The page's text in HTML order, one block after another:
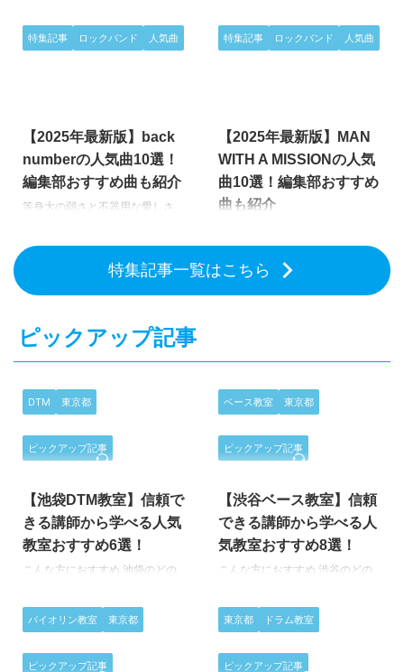
聴く者の心に深く刻まれていま
す。 音楽的には、遊び心と完成
の代表曲は国内外で話題となり、
バンドの知名度を一気に押し上げ
クなセンスで日本のパンクロック
を切り開いてきたバンド「Hi-
で国内外のファンを魅了してきま
した。スリーピースとは思えない
音の厚みとスピード感、そしてど
こか温かみを感じさせるメロディ
ラインが特徴です。「Close To
曲は、シンプルながら心を突き動
かす力を持ち、多くのバンドに影
響を与えました。 音楽的には、
奏力を武器に、音楽シーンの最前
線を走り続けるロックバンド
ルを越えて多くのリスナーを魅了
しています。日常の一瞬を切り取
ったような歌詞と、胸を締めつけ
るようなメロディは、世代や国境
を超えて共感を呼び、楽曲ごとに
が、彼らを特別な存在へと押し上
げました。「Pretender」「宿
命」「Subtitle」など、ヒット曲
特集記事 ロックバンド 人気曲
【2025年最新版】back
numberの人気曲10選！
編集部おすすめ曲も紹介
等身大の弱さと不器用な愛しさ
プルながらも心をえぐるようなメ
ロディに、誰しもの胸の奥にあ
る“過去”や“片想い”をそっと照ら
い世代の共感を集め続けていま
す。派手さとは対照的に、静か
その楽曲は、恋愛の痛みや喜びを
繊細に描き出し、聴く人の人生に
く、どこまでも優しいそのサウン
ドは、日常の景色さえも変えてし
では、back numbe …
特集記事 ロックバンド 人気曲
【2025年最新版】MAN
WITH A MISSIONの人気
曲10選！編集部おすすめ
曲も紹介
に熱い魂を鳴らすロックバンド
「MAN WITH A MISSION」。硬
マチックな展開は、ジャンルや国
境を軽やかに越え、世界中のオー
い。謎めいた狼たちが繰り広げる
圧巻のパフォーマンスは、ライブ
を熱狂の渦に巻き込む。音と言葉
を通して“生きる意味 …
特集記事一覧はこちら
ピックアップ記事
DTM 東京都
ピックアップ記事
2026/2/26
【池袋DTM教室】信頼で
きる講師から学べる人気
教室おすすめ6選！
こんな方におすすめ 池袋のどの
ない どうせ通うなら信頼できる
先生に出会いたい 自分にあった
手にできるようになりたいな
ベース教室 東京都
ピックアップ記事
【渋谷ベース教室】信頼
できる講師から学べる人
気教室おすすめ8選！
こんな方におすすめ 渋谷のどの
ない どうせ通うなら信頼できる
先生に出会いたい 自分にあった
上手に演奏できるようになりたい
バイオリン教室 東京都
ピックアップ記事
東京都 ドラム教室
ピックアップ記事